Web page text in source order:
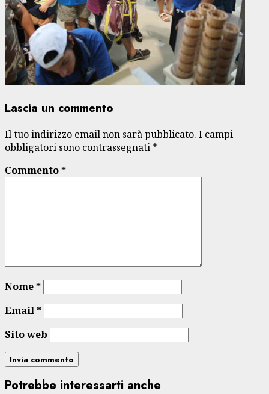
Lascia un commento
Il tuo indirizzo email non sarà pubblicato. I campi
obbligatori sono contrassegnati *
Commento*
Nome*
Email*
Sito web
Potrebbe interessarti anche